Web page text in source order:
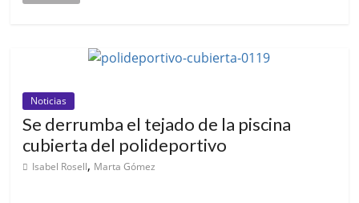
Noticias
Se derrumba el tejado de la piscina
cubierta del polideportivo
Isabel Rosell, Marta Gómez